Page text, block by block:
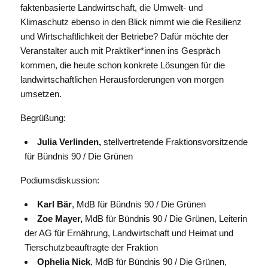
faktenbasierte Landwirtschaft, die Umwelt- und
Klimaschutz ebenso in den Blick nimmt wie die Resilienz
und Wirtschaftlichkeit der Betriebe? Dafür möchte der
Veranstalter auch mit Praktiker*innen ins Gespräch
kommen, die heute schon konkrete Lösungen für die
landwirtschaftlichen Herausforderungen von morgen
umsetzen.
Begrüßung:
Julia Verlinden,stellvertretende Fraktionsvorsitzende
für Bündnis 90 / Die Grünen
Podiumsdiskussion:
Karl Bär, MdB für Bündnis 90 / Die Grünen
Zoe Mayer,MdB für Bündnis 90 / Die Grünen, Leiterin
der AG für Ernährung, Landwirtschaft und Heimat und
Tierschutzbeauftragte der Fraktion
Ophelia Nick, MdB für Bündnis 90 / Die Grünen,